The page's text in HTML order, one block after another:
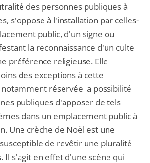
des personnes publiques à
s'oppose à l'installation par celles-
public, d'un signe ou
la reconnaissance d'un culte
préférence religieuse. Elle
des exceptions à cette
réservée la possibilité
publiques d'apposer de tels
dans un emplacement public à
Une crèche de Noël est une
de revêtir une pluralité
Il s'agit en effet d'une scène qui